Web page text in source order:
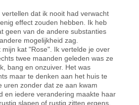
dat ik nooit had verwacht
effect zouden hebben. Ik heb
geen van de andere substanties
mogelijkheid zag.
kat "Rose". Ik vertelde je over
twee maanden geleden was ze
bang en onzuiver. Het was
maar te denken aan het huis te
uren zonder dat ze aan kwam
en iedere verandering maakte haar
slapen of rustig zitten ergens.